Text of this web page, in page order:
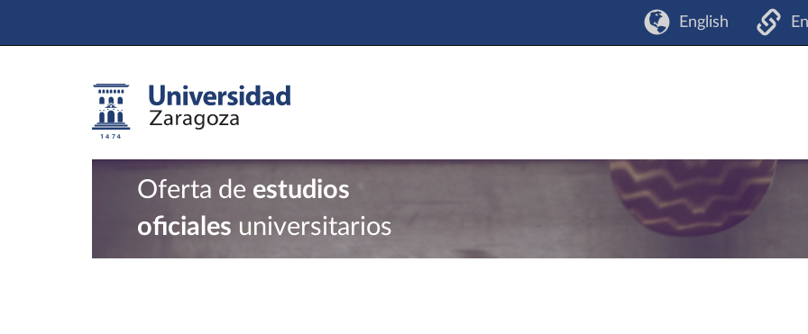
English
Oferta de estudios
oficiales universitarios